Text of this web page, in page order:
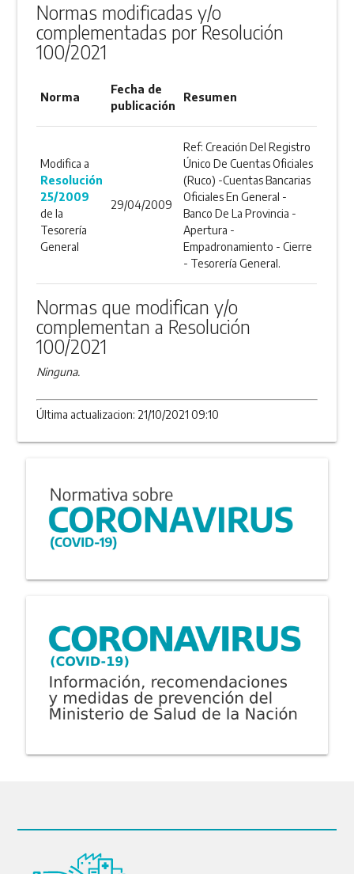
Normas modificadas y/o
complementadas por Resolución
100/2021
Norma
Fecha de
publicación
Resumen
Modifica a
Resolución
25/2009
de la
Tesorería
General
29/04/2009
Ref: Creación Del Registro
Único De Cuentas Oficiales
(Ruco) -Cuentas Bancarias
Oficiales En General -
Banco De La Provincia -
Apertura -
Empadronamiento - Cierre
- Tesorería General.
Normas que modifican y/o
complementan a Resolución
100/2021
Ninguna.
Última actualizacion: 21/10/2021 09:10